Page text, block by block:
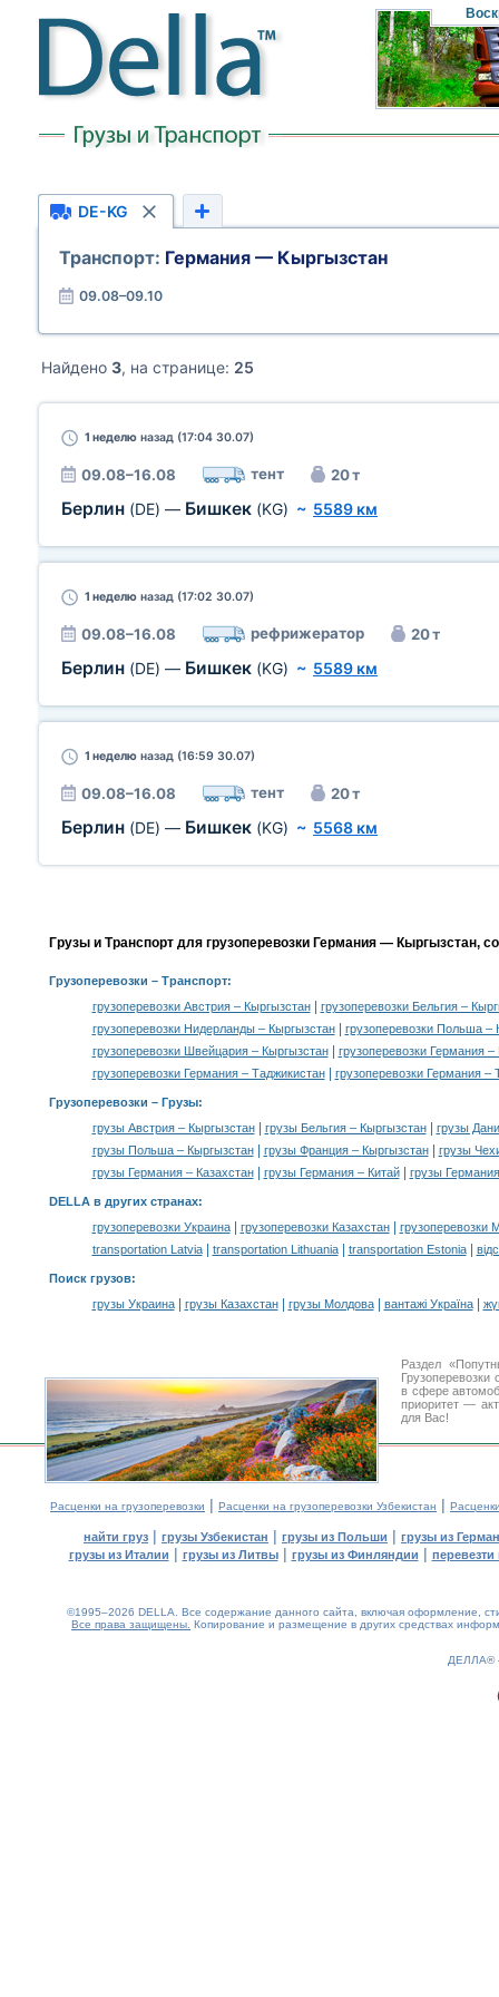
DE-KG
Транспорт: Германия — Кыргызстан
09.08–09.10
Найдено 3, на странице: 25
1 неделю назад (17:04 30.07)
09.08–16.08 тент 20 т
Берлин (DE) — Бишкек (KG) ~ 5589 км
1 неделю назад (17:02 30.07)
09.08–16.08 рефрижератор 20 т
Берлин (DE) — Бишкек (KG) ~ 5589 км
1 неделю назад (16:59 30.07)
09.08–16.08 тент 20 т
Берлин (DE) — Бишкек (KG) ~ 5568 км
Грузы и Транспорт для грузоперевозки Германия — Кыргызстан,
Грузоперевозки – Транспорт:
грузоперевозки Австрия – Кыргызстан|
грузоперевозки Бельгия –
грузоперевозки Нидерланды – Кыргызстан|
грузоперевозки Польша –
грузоперевозки Швейцария – Кыргызстан|
грузоперевозки Германия
грузоперевозки Германия – Таджикистан| грузоперевозки Германия –
Грузоперевозки – Грузы:
грузы Австрия – Кыргызстан| грузы Бельгия – Кыргызстан|
грузы
грузы Польша – Кыргызстан| грузы Франция – Кыргызстан|
грузы
грузы Германия – Казахстан| грузы Германия – Китай| грузы
DELLA в других странах:
грузоперевозки Украина| грузоперевозки Казахстан|
грузоперевозки
transportation Latvia| transportation Lithuania| transportation Estonia|
Поиск грузов:
грузы Украина| грузы Казахстан| грузы Молдова| вантажі Україна|
Раздел
в сфере
приоритет —
для Вас!
Расценки на грузоперевозки | Расценки на грузоперевозки Узбекистан |
найти груз | грузы Узбекистан | грузы из Польши | грузы из
грузы из Италии | грузы из Литвы| грузы из Финляндии | перевезти
©1995–2026 DELLA. Все содержание данного сайта, включая оформление,
Все права защищены. Копирование и размещение в других средствах